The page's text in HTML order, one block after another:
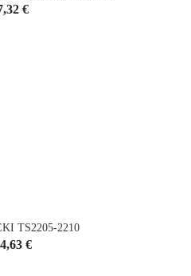
€
TS2205-2210
€